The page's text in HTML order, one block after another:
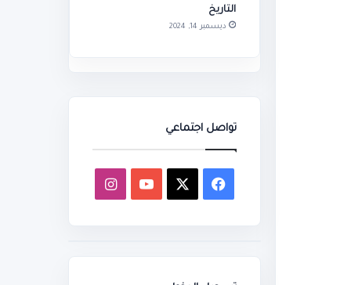
التاريخ
ديسمبر 14, 2024
تواصل اجتماعي
فيسبوك ‫YouTubeانستقرام